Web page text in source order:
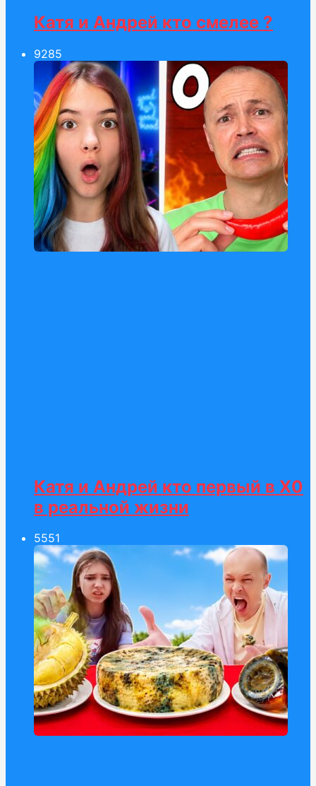
Катя и Андрей кто смелее ?
9285
Катя и Андрей кто первый в Х0
в реальной жизни
5551